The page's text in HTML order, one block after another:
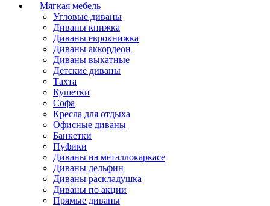
Мягкая мебель
Угловые диваны
Диваны книжка
Диваны еврокнижка
Диваны аккордеон
Диваны выкатные
Детские диваны
Тахта
Кушетки
Софа
Кресла для отдыха
Офисные диваны
Банкетки
Пуфики
Диваны на металлокаркасе
Диваны дельфин
Диваны раскладушка
Диваны по акции
Прямые диваны